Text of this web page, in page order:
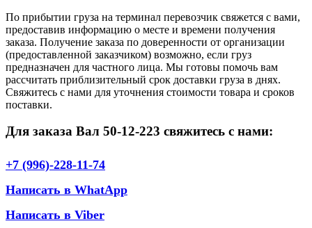
По прибытии груза на терминал перевозчик свяжется с вами,
предоставив информацию о месте и времени получения
заказа. Получение заказа по доверенности от организации
(предоставленной заказчиком) возможно, если груз
предназначен для частного лица. Мы готовы помочь вам
рассчитать приблизительный срок доставки груза в днях.
Свяжитесь с нами для уточнения стоимости товара и сроков
поставки.
Для заказа Вал 50-12-223 свяжитесь с нами:
+7 (996)-228-11-74
Написать в WhatApp
Написать в Viber